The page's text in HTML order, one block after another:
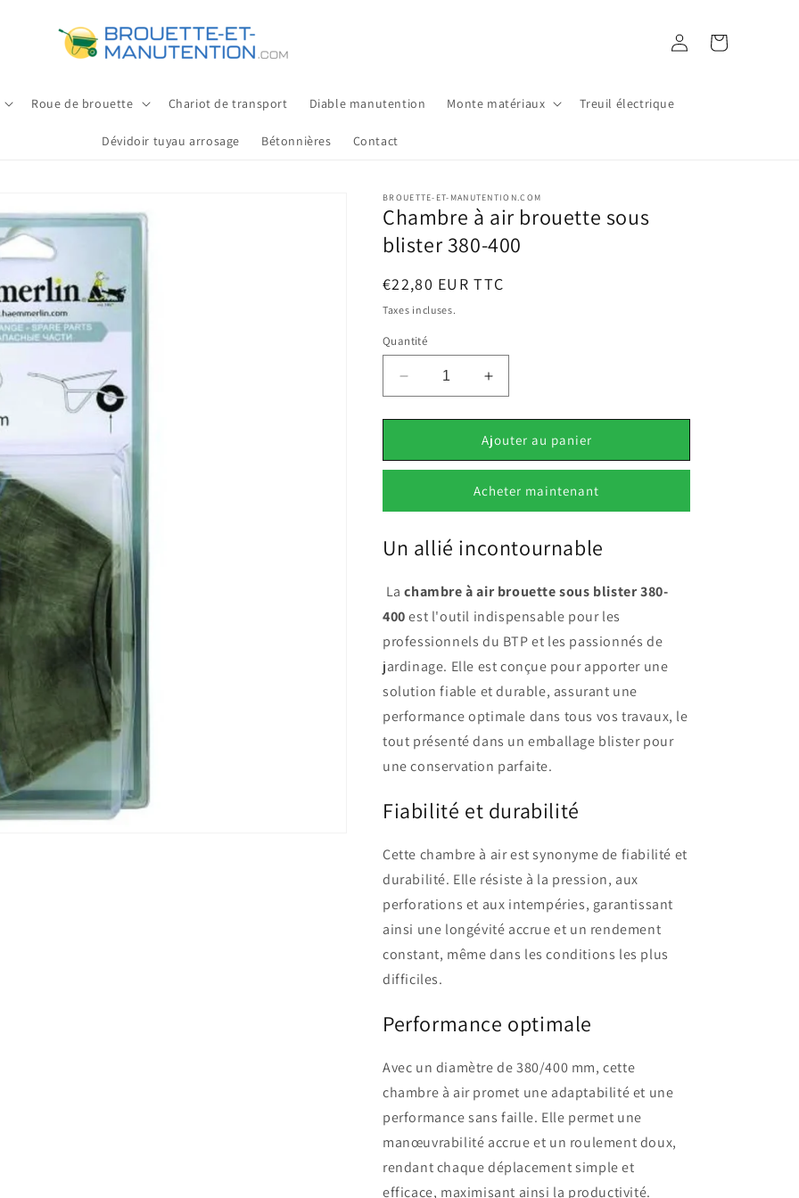
Roue de brouette Chariot de transport Diable manutention Monte matériaux Treuil électrique
Dévidoir tuyau arrosage Bétonnières Contact
Connexion Panier
BROUETTE-ET-MANUTENTION.COM
Chambre à air brouette sous
blister 380-400
Prix
habituel
€22,80 EUR TTC
Taxes incluses.
Quantité
Réduire
la
quantité
Chambre
brouette
blister
400
Augmenter
la
quantité
de
Chambre
air
brouette
blister
400
Ajouter au panier
Acheter maintenant
Un allié incontournable
Lachambre à air brouette sous blister 380-
400est l'outil indispensable pour les
professionnels du BTP et les passionnés de
jardinage. Elle est conçue pour apporter une
solution fiable et durable, assurant une
performance optimale dans tous vos travaux, le
tout présenté dans un emballage blister pour
une conservation parfaite.
Fiabilité et durabilité
Cette chambre à air est synonyme de fiabilité et
durabilité. Elle résiste à la pression, aux
perforations et aux intempéries, garantissant
ainsi une longévité accrue et un rendement
constant, même dans les conditions les plus
difficiles.
Performance optimale
Avec un diamètre de 380/400 mm, cette
chambre à air promet une adaptabilité et une
performance sans faille. Elle permet une
manœuvrabilité accrue et un roulement doux,
rendant chaque déplacement simple et
efficace, maximisant ainsi la productivité.